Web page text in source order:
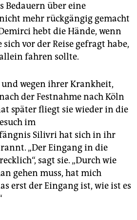
Bedauern über eine
mehr rückgängig gemacht
hebt die Hände, wenn
sich vor der Reise gefragt habe,
fahren sollte.
wegen ihrer Krankheit,
der Festnahme nach Köln
später fliegt sie wieder in die
im
Silivri hat sich in ihr
„Der Eingang in die
sagt sie. „Durch wie
gehen muss, hat mich
erst der Eingang ist, wie ist es